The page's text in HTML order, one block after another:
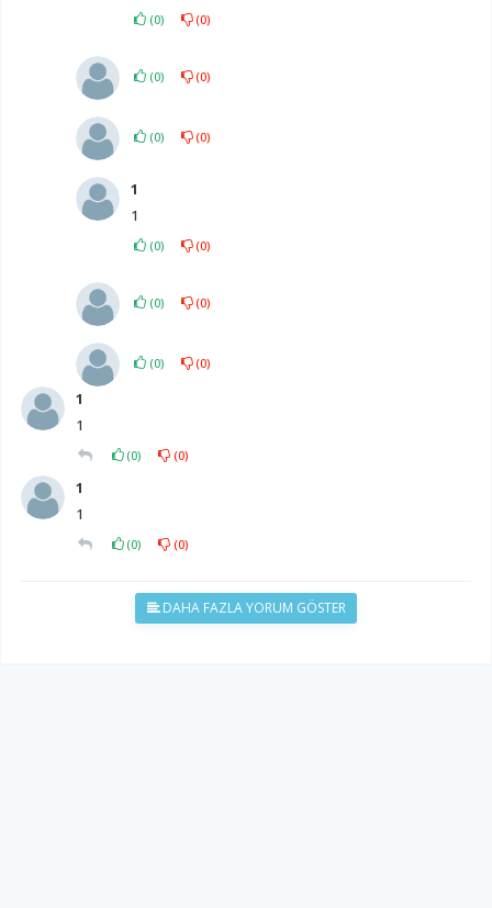
(0) (0)
(0) (0)
(0) (0)
1
1
(0) (0)
(0) (0)
(0) (0)
1
1
(0) (0)
1
1
(0) (0)
DAHA FAZLA YORUM GÖSTER